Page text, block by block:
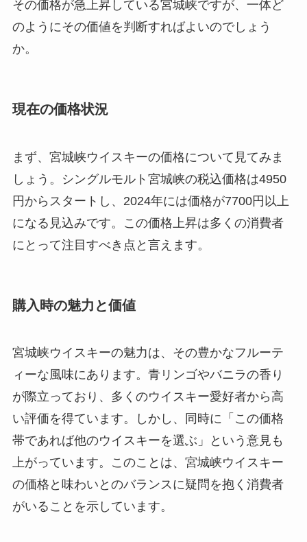
その価格が急上昇している宮城峡ですが、一体ど
のようにその価値を判断すればよいのでしょう
か。
現在の価格状況
まず、宮城峡ウイスキーの価格について見てみま
しょう。シングルモルト宮城峡の税込価格は4950
円からスタートし、2024年には価格が7700円以上
になる見込みです。この価格上昇は多くの消費者
にとって注目すべき点と言えます。
購入時の魅力と価値
宮城峡ウイスキーの魅力は、その豊かなフルーテ
ィーな風味にあります。青リンゴやバニラの香り
が際立っており、多くのウイスキー愛好者から高
い評価を得ています。しかし、同時に「この価格
帯であれば他のウイスキーを選ぶ」という意見も
上がっています。このことは、宮城峡ウイスキー
の価格と味わいとのバランスに疑問を抱く消費者
がいることを示しています。